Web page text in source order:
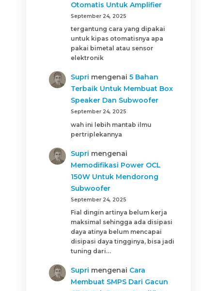
Otomatis Untuk Amplifier
September 24, 2025
tergantung cara yang dipakai
untuk kipas otomatisnya apa
pakai bimetal atau sensor
elektronik
Supri mengenai5 Bahan
Terbaik Untuk Membuat Box
Speaker Dan Subwoofer
September 24, 2025
wah ini lebih mantab ilmu
pertriplekannya
Supri mengenai
Memodifikasi Power OCL
150W Untuk Mendorong
Subwoofer
September 24, 2025
Fial dingin artinya belum kerja
maksimal sehingga ada disipasi
daya atinya belum mencapai
disipasi daya tingginya, bisa jadi
tuning dari…
Supri mengenai Cara
Membuat SMPS Dari Gacun